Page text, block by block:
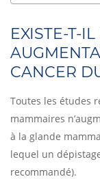
EXISTE-T-
CANCER
Toutes les études
mammaires
à la glande
lequel un
recommandé).